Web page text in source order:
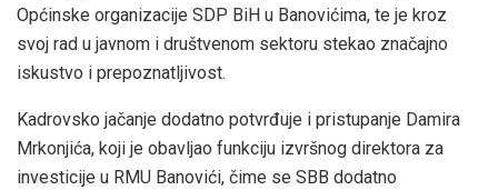
Općinske organizacije SDP BiH u Banovićima, te je kroz
svoj rad u javnom i društvenom sektoru stekao značajno
iskustvo i prepoznatljivost.
Kadrovsko jačanje dodatno potvrđuje i pristupanje Damira
Mrkonjića, koji je obavljao funkciju izvršnog direktora za
investicije u RMU Banovići, čime se SBB dodatno